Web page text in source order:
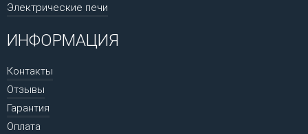
Электрические печи
ИНФОРМАЦИЯ
Контакты
Отзывы
Гарантия
Оплата